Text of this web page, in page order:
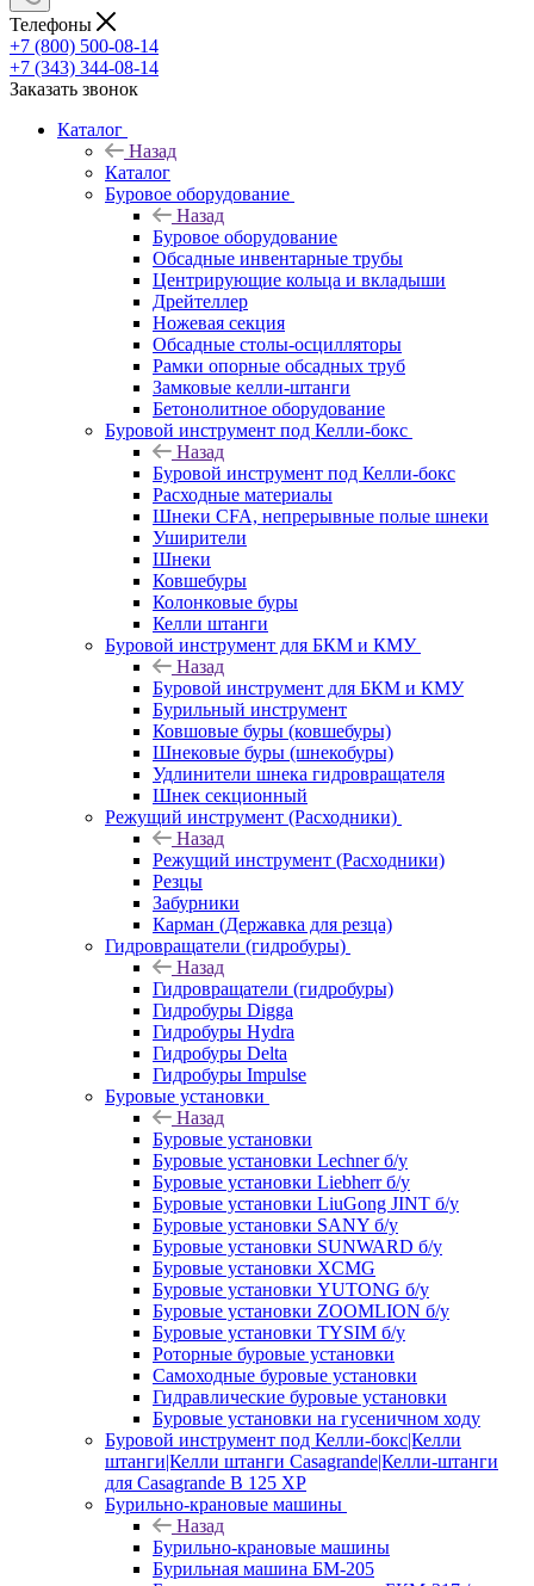
Телефоны
+7 (800) 500-08-14
+7 (343) 344-08-14
Заказать звонок
Каталог
Назад
Каталог
Буровое оборудование
Назад
Буровое оборудование
Обсадные инвентарные трубы
Центрирующие кольца и вкладыши
Дрейтеллер
Ножевая секция
Обсадные столы-осцилляторы
Рамки опорные обсадных труб
Замковые келли-штанги
Бетонолитное оборудование
Буровой инструмент под Келли-бокс
Назад
Буровой инструмент под Келли-бокс
Расходные материалы
Шнеки CFA, непрерывные полые шнеки
Уширители
Шнеки
Ковшебуры
Колонковые буры
Келли штанги
Буровой инструмент для БКМ и КМУ
Назад
Буровой инструмент для БКМ и КМУ
Бурильный инструмент
Ковшовые буры (ковшебуры)
Шнековые буры (шнекобуры)
Удлинители шнека гидровращателя
Шнек секционный
Режущий инструмент (Расходники)
Назад
Режущий инструмент (Расходники)
Резцы
Забурники
Карман (Державка для резца)
Гидровращатели (гидробуры)
Назад
Гидровращатели (гидробуры)
Гидробуры Digga
Гидробуры Hydra
Гидробуры Delta
Гидробуры Impulse
Буровые установки
Назад
Буровые установки
Буровые установки Lechner б/у
Буровые установки Liebherr б/у
Буровые установки LiuGong JINT б/у
Буровые установки SANY б/у
Буровые установки SUNWARD б/у
Буровые установки XCMG
Буровые установки YUTONG б/у
Буровые установки ZOOMLION б/у
Буровые установки TYSIM б/у
Роторные буровые установки
Самоходные буровые установки
Гидравлические буровые установки
Буровые установки на гусеничном ходу
Буровой инструмент под Келли-бокс|Келли
штанги|Келли штанги Casagrande|Келли-штанги
для Casagrande B 125 XP
Бурильно-крановые машины
Назад
Бурильно-крановые машины
Бурильная машина БМ-205